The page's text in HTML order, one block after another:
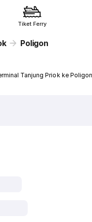
Tiket Ferry
Poligon
Tanjung Priok ke Poligon